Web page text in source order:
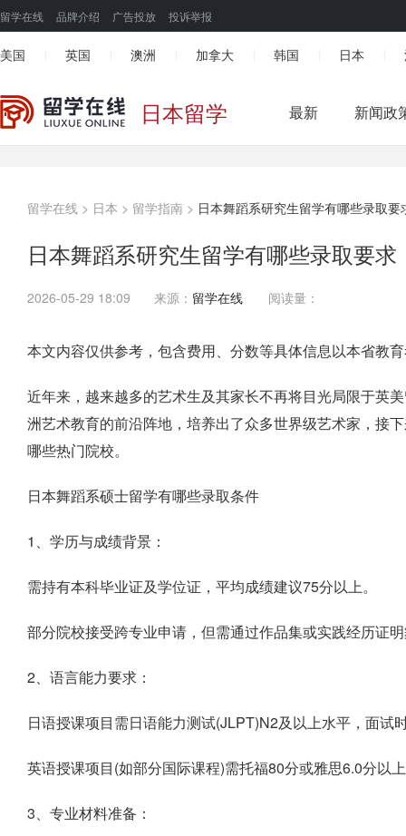
留学在线 品牌介绍 广告投放 投诉举报
美国 英国 澳洲 加拿大 韩国 日本
日本留学 最新 新闻政
留学在线 > 日本 > 留学指南 > 日本舞蹈系研究生留学有哪些录取
日本舞蹈系研究生留学有哪些录取要
2026-05-29 18:09 来源： 留学在线 阅读量：
本文内容仅供参考，包含费用、分数等具体信息以本省教
近年来，越来越多的艺术生及其家长不再将目光局限于英
洲艺术教育的前沿阵地，培养出了众多世界级艺术家，接
哪些热门院校。
日本舞蹈系硕士留学有哪些录取条件
1、学历与成绩背景：
需持有本科毕业证及学位证，平均成绩建议75分以上。
部分院校接受跨专业申请，但需通过作品集或实践经历证
2、语言能力要求：
日语授课项目需日语能力测试(JLPT)N2及以上水平，面试
英语授课项目(如部分国际课程)需托福80分或雅思6.0分以
3、专业材料准备：